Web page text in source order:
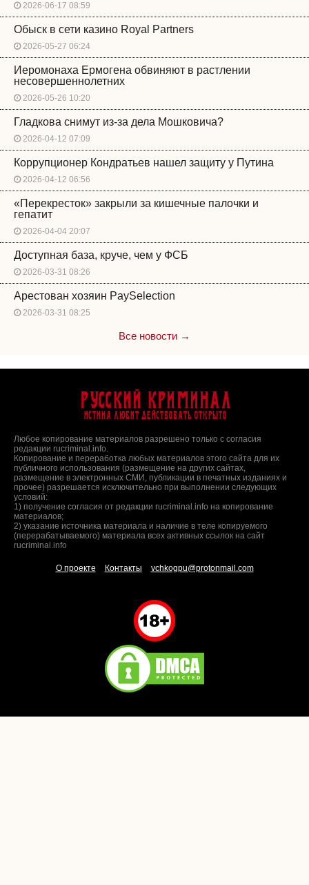
2026-06-17 08:59
Обыск в сети казино Royal Partners
2026-05-27 06:24
Иеромонаха Ермогена обвиняют в растлении
несовершеннолетних
2026-05-26 10:20
Гладкова снимут из-за дела Мошковича?
2026-04-12 07:09
Коррупционер Кондратьев нашел защиту у Путина
2026-04-12 06:56
«Перекресток» закрыли за кишечные палочки и
гепатит
2026-04-04 20:07
Доступная база, круче, чем у ФСБ
2026-03-31 08:26
Арестован хозяин PaySelection
2026-03-31 08:25
Все новости →
Русский Криминал
Истина любит действовать открыто
Любое копирование материалов разрешено только с согласия
редакции rucriminal.info.
Копирование и переработка любых материалов этого сайта для их
публичного использования (размещение на других сайтах,
размещение в электронных СМИ, публикации в печатных изданиях и
прочее) разрешается исключительно при выполнении следующих
условий:
1) получение согласия от редакции rucriminal.info на копирование
материалов;
2) указание источника материала и наличие в теле копируемого
(перерабатываемого) материала всех активных ссылок на сайт
rucriminal.info
О проекте Контакты vchkogpu@protonmail.com